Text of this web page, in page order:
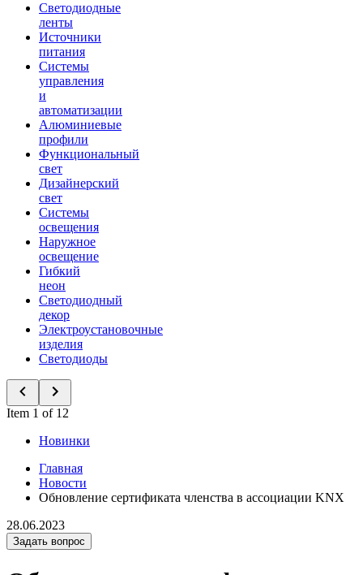
Светодиодные
ленты
Источники
питания
Системы
управления
и
автоматизации
Алюминиевые
профили
Функциональный
свет
Дизайнерский
свет
Системы
освещения
Наружное
освещение
Гибкий
неон
Светодиодный
декор
Электроустановочные
изделия
Светодиоды
Item 1 of 12
Новинки
Главная
Новости
Обновление сертификата членства в ассоциации KNX
28.06.2023
Задать вопрос